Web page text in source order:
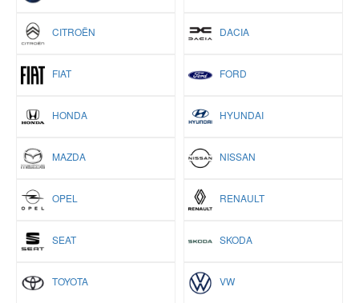
CITROËN DACIA
FIAT FORD
HONDA HYUNDAI
MAZDA NISSAN
OPEL RENAULT
SEAT SKODA
TOYOTA VW